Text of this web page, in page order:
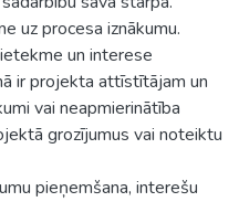
uz procesa iznākumu.
un interese
ir projekta attīstītājam un
vai neapmierinātība
grozījumus vai noteiktu
pieņemšana, interešu